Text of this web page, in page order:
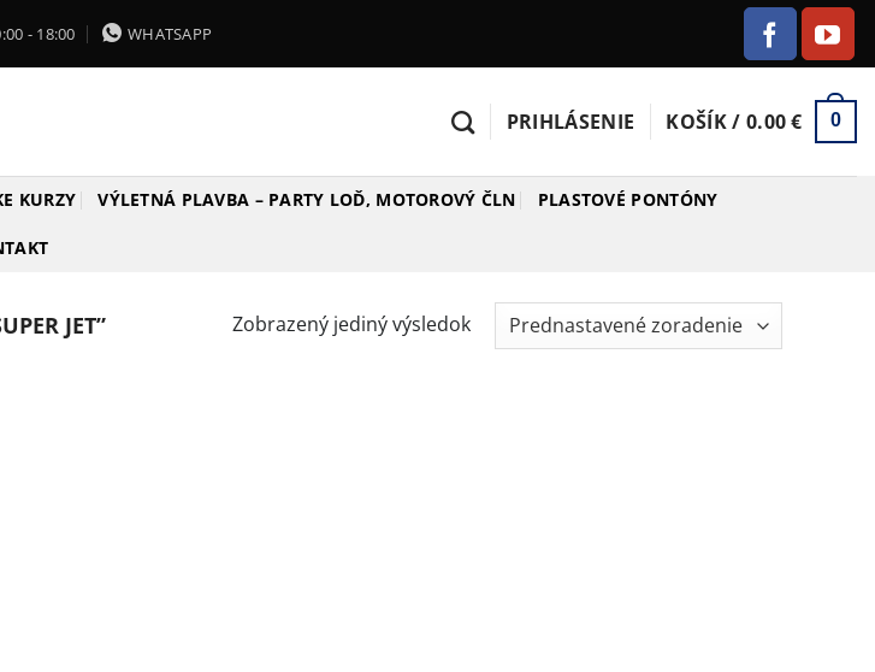
- 18:00 WHATSAPP
PRIHLÁSENIE KOŠÍK / 0.00€ 0
KURZY VÝLETNÁ PLAVBA – PARTY LOĎ, MOTOROVÝ ČLN PLASTOVÉ PONTÓNY
JET” Zobrazený jediný výsledok